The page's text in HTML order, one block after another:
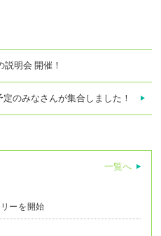
明会 開催！
定のみなさんが集合しました！
一覧へ
ーを開始